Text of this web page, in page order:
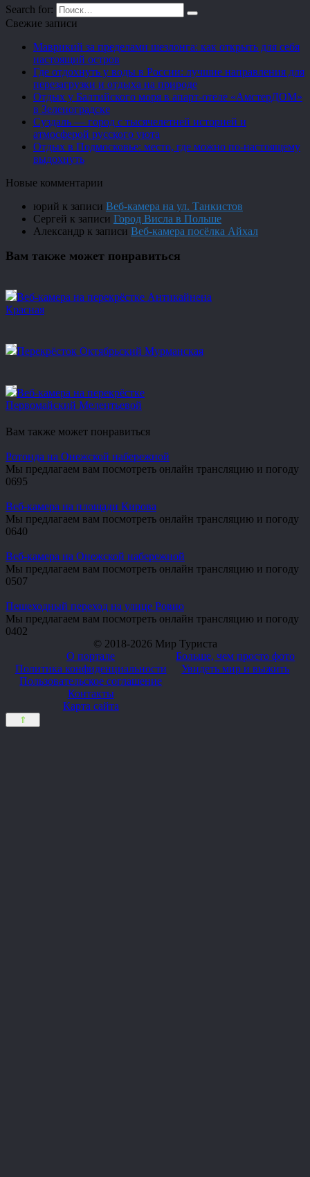
Search for:
Свежие записи
Маврикий за пределами шезлонга: как открыть для себя
настоящий остров
Где отдохнуть у воды в России: лучшие направления для
перезагрузки и отдыха на природе
Отдых у Балтийского моря в апарт-отеле «АмстерДОМ»
в Зеленоградске
Суздаль — город с тысячелетней историей и
атмосферой русского уюта
Отдых в Подмосковье: место, где можно по-настоящему
выдохнуть
Новые комментарии
юрий к записи Веб-камера на ул. Танкистов
Сергей к записи Город Висла в Польше
Александр к записи Веб-камера посёлка Айхал
Вам также может понравиться
Веб-камера на перекрёстке Антикайнена
Красная
Перекрёсток Октябрьский Мурманская
Веб-камера на перекрёстке
Первомайский Мелентьевой
Вам также может понравиться
Ротонда на Онежской набережной
Мы предлагаем вам посмотреть онлайн трансляцию и погоду
0695
Веб-камера на площади Кирова
Мы предлагаем вам посмотреть онлайн трансляцию и погоду
0640
Веб-камера на Онежской набережной
Мы предлагаем вам посмотреть онлайн трансляцию и погоду
0507
Пешеходный переход на улице Ровио
Мы предлагаем вам посмотреть онлайн трансляцию и погоду
0402
© 2018-2026 Мир Туриста
О портале
Политика конфиденциальности
Пользовательское соглашение
Контакты
Карта сайта
Больше, чем просто фото
Увидеть мир и выжить